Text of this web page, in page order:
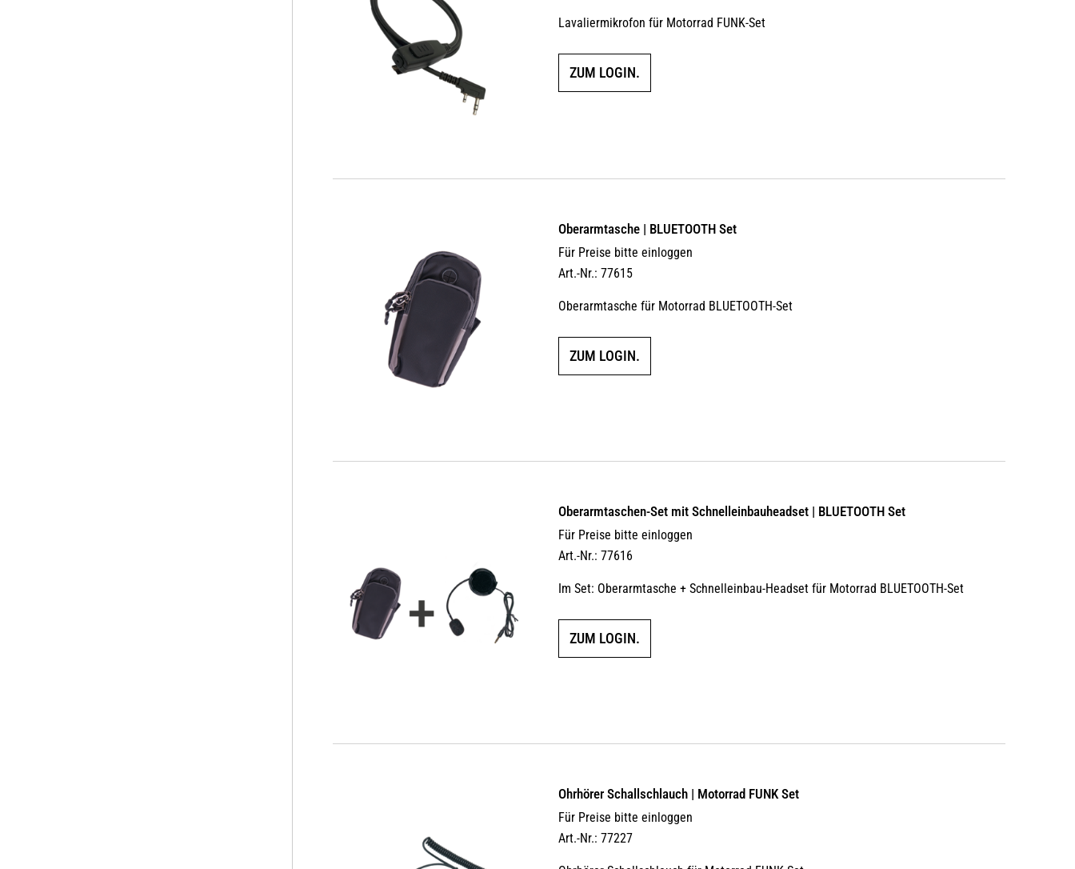
Lavaliermikrofon für Motorrad FUNK-Set
ZUM LOGIN.
Oberarmtasche | BLUETOOTH Set
Für Preise bitte einloggen
Art.-Nr.: 77615
Oberarmtasche für Motorrad BLUETOOTH-Set
ZUM LOGIN.
Oberarmtaschen-Set mit Schnelleinbauheadset | BLUETOOTH Set
Für Preise bitte einloggen
Art.-Nr.: 77616
Im Set: Oberarmtasche + Schnelleinbau-Headset für Motorrad BLUETOOTH-Set
ZUM LOGIN.
Ohrhörer Schallschlauch | Motorrad FUNK Set
Für Preise bitte einloggen
Art.-Nr.: 77227